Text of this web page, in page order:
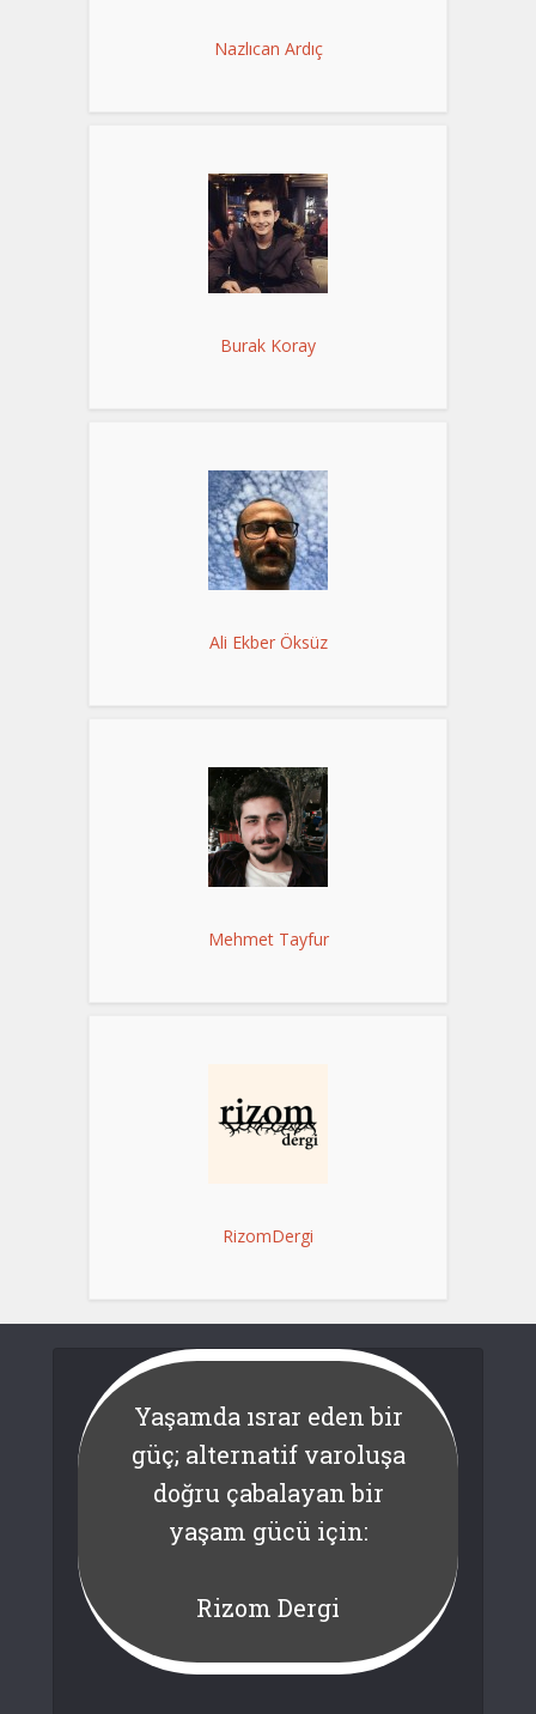
Nazlıcan Ardıç
Burak Koray
Ali Ekber Öksüz
Mehmet Tayfur
RizomDergi
Yaşamda ısrar eden bir
güç; alternatif varoluşa
doğru çabalayan bir
yaşam gücü için:
Rizom Dergi